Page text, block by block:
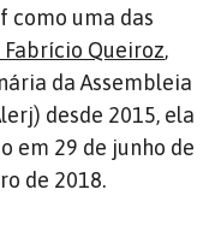
como uma das
Queiroz,
da Assembleia
desde 2015, ela
em 29 de junho de
de 2018.